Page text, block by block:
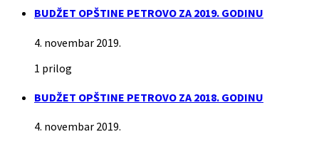
BUDŽET OPŠTINE PETROVO ZA 2019. GODINU
4. novembar 2019.
1 prilog
BUDŽET OPŠTINE PETROVO ZA 2018. GODINU
4. novembar 2019.